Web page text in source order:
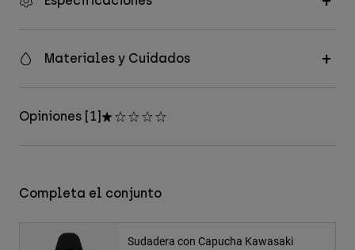
Materiales y Cuidados
Opiniones [1]
Completa el conjunto
Sudadera con Capucha Kawasaki